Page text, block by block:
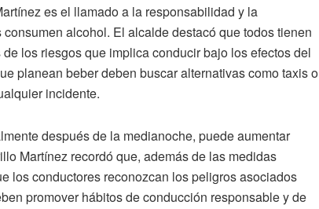
es el llamado a la responsabilidad y la
alcohol. El alcalde destacó que todos tienen
los riesgos que implica conducir bajo los efectos del
planean beber deben buscar alternativas como taxis o
incidente.
después de la medianoche, puede aumentar
Martínez recordó que, además de las medidas
los conductores reconozcan los peligros asociados
promover hábitos de conducción responsable y de